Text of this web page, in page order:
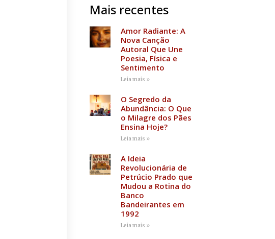
Mais recentes
Amor Radiante: A
Nova Canção
Autoral Que Une
Poesia, Física e
Sentimento
Leia mais »
O Segredo da
Abundância: O Que
o Milagre dos Pães
Ensina Hoje?
Leia mais »
A Ideia
Revolucionária de
Petrúcio Prado que
Mudou a Rotina do
Banco
Bandeirantes em
1992
Leia mais »